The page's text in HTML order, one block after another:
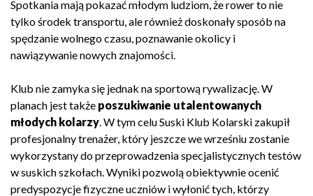
Spotkania mają pokazać młodym ludziom, że rower to nie
tylko środek transportu, ale również doskonały sposób na
spędzanie wolnego czasu, poznawanie okolicy i
nawiązywanie nowych znajomości.
Klub nie zamyka się jednak na sportową rywalizację. W
planach jest także poszukiwanie utalentowanych
młodych kolarzy . W tym celu Suski Klub Kolarski zakupił
profesjonalny trenażer, który jeszcze we wrześniu zostanie
wykorzystany do przeprowadzenia specjalistycznych testów
w suskich szkołach. Wyniki pozwolą obiektywnie ocenić
predyspozycje fizyczne uczniów i wyłonić tych, którzy